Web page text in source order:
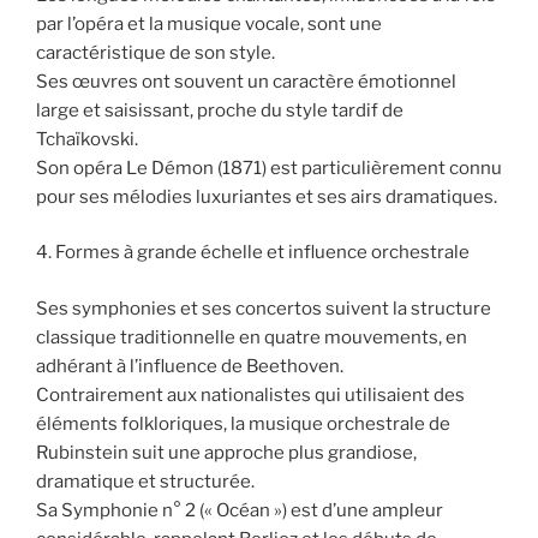
par l’opéra et la musique vocale, sont une
caractéristique de son style.
Ses œuvres ont souvent un caractère émotionnel
large et saisissant, proche du style tardif de
Tchaïkovski.
Son opéra Le Démon (1871) est particulièrement connu
pour ses mélodies luxuriantes et ses airs dramatiques.
4. Formes à grande échelle et influence orchestrale
Ses symphonies et ses concertos suivent la structure
classique traditionnelle en quatre mouvements, en
adhérant à l’influence de Beethoven.
Contrairement aux nationalistes qui utilisaient des
éléments folkloriques, la musique orchestrale de
Rubinstein suit une approche plus grandiose,
dramatique et structurée.
Sa Symphonie n° 2 (« Océan ») est d’une ampleur